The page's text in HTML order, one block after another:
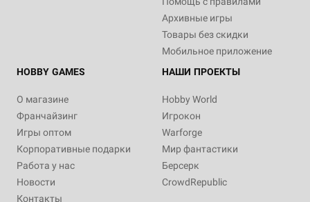
Архивные игры
Товары без скидки
Мобильное приложение
HOBBY GAMES
О магазине
Франчайзинг
Игры оптом
Корпоративные подарки
Работа у нас
Новости
Контакты
НАШИ ПРОЕКТЫ
Hobby World
Игрокон
Warforge
Мир фантастики
Берсерк
CrowdRepublic